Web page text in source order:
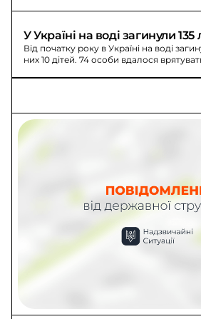
У Україні на воді загинули
Від початку року в Україні на воді
них 10 дітей. 74 особи вдалося